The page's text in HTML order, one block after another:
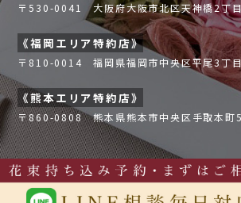
〒530-0041 大阪府大阪市北区天神橋2丁
《福岡エリア特約店》
〒810-0014 福岡県福岡市中央区平尾3丁
《熊本エリア特約店》
〒860-0808 熊本県熊本市中央区手取本町